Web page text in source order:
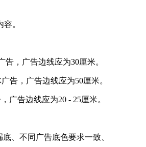
容。
告，广告边线应为30厘米。
告，广告边线应为50厘米。
广告边线应为20 - 25厘米。
、不同广告底色要求一致、